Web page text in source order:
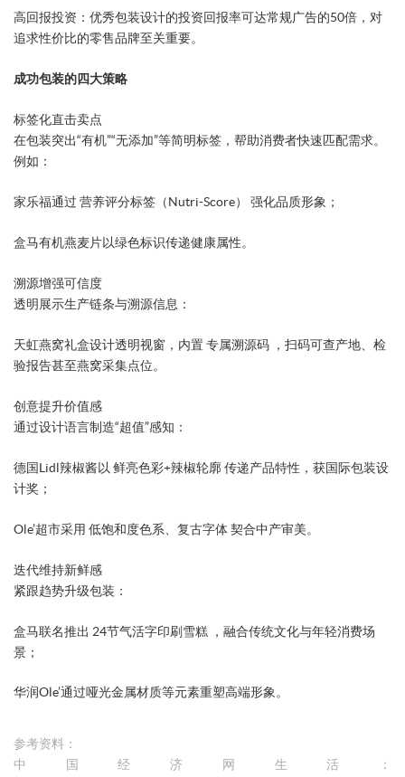
​高回报投资​：优秀包装设计的投资回报率可达常规广告的50倍，对
追求性价比的零售品牌至关重要。
成功包装的四大策略​
​标签化直击卖点​
在包装突出“有机”“无添加”等简明标签，帮助消费者快速匹配需求。
例如：
家乐福通过 ​营养评分标签（Nutri-Score）​​ 强化品质形象；
盒马有机燕麦片以绿色标识传递健康属性。
​溯源增强可信度​
透明展示生产链条与溯源信息：
天虹燕窝礼盒设计透明视窗，内置 ​专属溯源码​ ，扫码可查产地、检
验报告甚至燕窝采集点位。
​创意提升价值感​
通过设计语言制造“超值”感知：
德国Lidl辣椒酱以 ​鲜亮色彩+辣椒轮廓​ 传递产品特性，获国际包装设
计奖；
Ole’超市采用 ​低饱和度色系、复古字体​ 契合中产审美。
​迭代维持新鲜感​
紧跟趋势升级包装：
盒马联名推出 ​24节气活字印刷雪糕​ ，融合传统文化与年轻消费场
景；
华润Ole’通过哑光金属材质等元素重塑高端形象。
参考资料：
中国经济网生活：